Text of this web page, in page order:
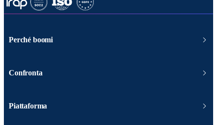
Perché boomi
Confronta
Piattaforma